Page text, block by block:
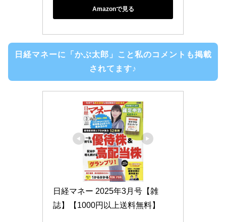
Amazonで見る
日経マネーに「かぶ太郎」こと私のコメントも掲載
されてます♪
日経マネー 2025年3月号【雑
誌】【1000円以上送料無料】